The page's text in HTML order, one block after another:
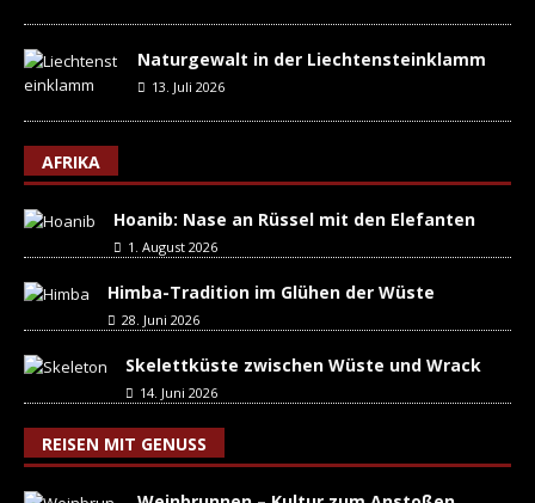
Naturgewalt in der Liechtensteinklamm
13. Juli 2026
AFRIKA
Hoanib: Nase an Rüssel mit den Elefanten
1. August 2026
Himba-Tradition im Glühen der Wüste
28. Juni 2026
Skelettküste zwischen Wüste und Wrack
14. Juni 2026
REISEN MIT GENUSS